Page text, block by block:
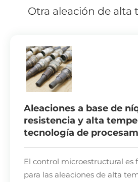
Otra aleación de alta
Aleaciones a base de
resistencia y alta
tecnología de
El control microestructural es
para las aleaciones de alta